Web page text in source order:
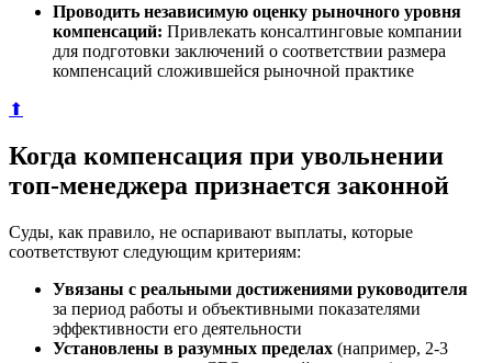
Проводить независимую оценку рыночного уровня
компенсаций: Привлекать консалтинговые компании
для подготовки заключений о соответствии размера
компенсаций сложившейся рыночной практике
⬆
Когда компенсация при увольнении
топ-менеджера признается законной
Суды, как правило, не оспаривают выплаты, которые
соответствуют следующим критериям:
Увязаны с реальными достижениями руководителя
за период работы и объективными показателями
эффективности его деятельности
Установлены в разумных пределах (например, 2-3